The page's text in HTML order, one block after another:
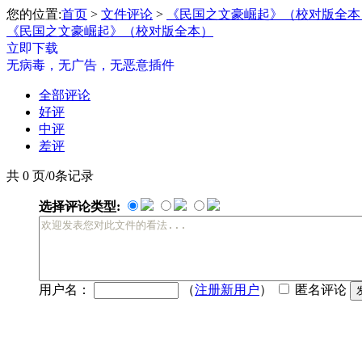
您的位置:首页 > 文件评论 >
《民国之文豪崛起》（校对版全本
《民国之文豪崛起》（校对版全本）
立即下载
无病毒，无广告，无恶意插件
全部评论
好评
中评
差评
共 0 页/0条记录
选择评论类型:
用户名： （注册新用户） 匿名评论